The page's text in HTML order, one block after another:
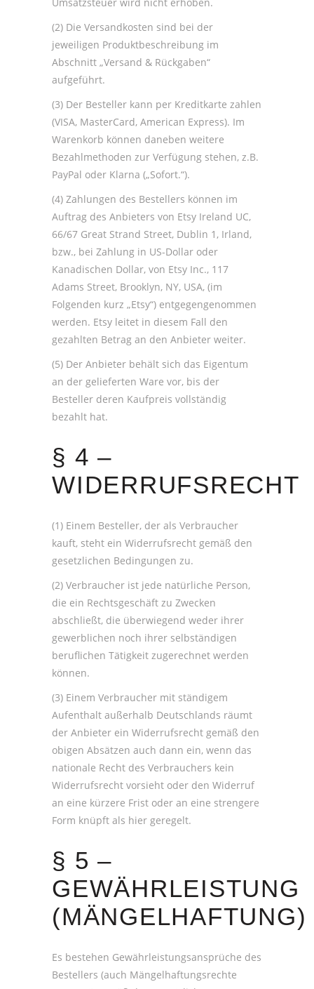
(2) Die Versandkosten sind bei der
jeweiligen Produktbeschreibung im
Abschnitt „Versand & Rückgaben“
aufgeführt.
(3) Der Besteller kann per Kreditkarte zahlen
(VISA, MasterCard, American Express). Im
Warenkorb können daneben weitere
Bezahlmethoden zur Verfügung stehen, z.B.
PayPal oder Klarna („Sofort.“).
(4) Zahlungen des Bestellers können im
Auftrag des Anbieters von Etsy Ireland UC,
66/67 Great Strand Street, Dublin 1, Irland,
bzw., bei Zahlung in US-Dollar oder
Kanadischen Dollar, von Etsy Inc., 117
Adams Street, Brooklyn, NY, USA, (im
Folgenden kurz „Etsy“) entgegengenommen
werden. Etsy leitet in diesem Fall den
gezahlten Betrag an den Anbieter weiter.
(5) Der Anbieter behält sich das Eigentum
an der gelieferten Ware vor, bis der
Besteller deren Kaufpreis vollständig
bezahlt hat.
§ 4 –
WIDERRUFSRECHT
(1) Einem Besteller, der als Verbraucher
kauft, steht ein Widerrufsrecht gemäß den
gesetzlichen Bedingungen zu.
(2) Verbraucher ist jede natürliche Person,
die ein Rechtsgeschäft zu Zwecken
abschließt, die überwiegend weder ihrer
gewerblichen noch ihrer selbständigen
beruflichen Tätigkeit zugerechnet werden
können.
(3) Einem Verbraucher mit ständigem
Aufenthalt außerhalb Deutschlands räumt
der Anbieter ein Widerrufsrecht gemäß den
obigen Absätzen auch dann ein, wenn das
nationale Recht des Verbrauchers kein
Widerrufsrecht vorsieht oder den Widerruf
an eine kürzere Frist oder an eine strengere
Form knüpft als hier geregelt.
§ 5 –
GEWÄHRLEISTUNG
(MÄNGELHAFTUNG)
Es bestehen Gewährleistungsansprüche des
Bestellers (auch Mängelhaftungsrechte